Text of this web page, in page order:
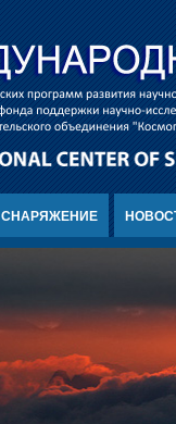
СНАРЯЖЕНИЕ